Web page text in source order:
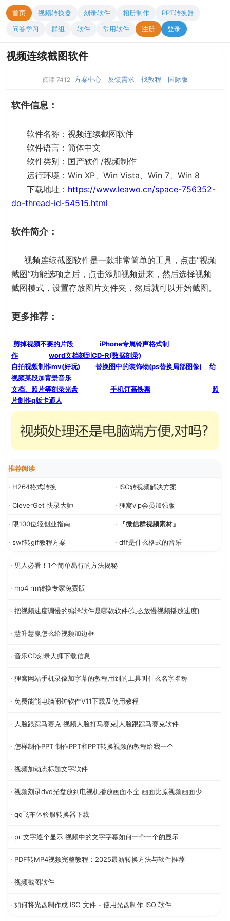
首页 视频转换器 刻录软件 相册制作
PPT转换器
问答学习
群组 软件 常用软件 注册 登录
视频连续截图软件
阅读 7412 方案中心 反馈需求 找教程 国际版
软件信息：
软件名称：视频连续截图软件
软件语言：简体中文
软件类别：国产软件/视频制作
运行环境：Win XP、Win Vista、Win 7、Win 8
下载地址： https://www.leawo.cn/space-756352-
do-thread-id-54515.html
软件简介：
视频连续截图软件是一款非常简单的工具，点击“视频
截图”功能选项之后，点击添加视频进来，然后选择视频
截图模式，设置存放图片文件夹，然后就可以开始截图。
更多推荐：
剪掉视频不要的片段
iPhone专属铃声格式制
作
word文档刻到CD-R(数据刻录)
自拍视频制作mv(好玩)
替换图中的装饰物(ps替换局部图像)
给
视频某段加背景音乐
文档、照片等刻录光盘
手机订高铁票
照
片制作q版卡通人
推荐阅读
· H264格式转换 · ISO转视频解决方案
· CleverGet 快录大师 · 狸窝vip会员加强版
· 限100位轻创业指南 · 『微信群视频素材』
· swf转gif教程方案 · dff是什么格式的音乐
· 男人必看！1个简单易行的方法揭秘
· mp4 rm转换专家免费版
· 把视频速度调慢的编辑软件是哪款软件{怎么放慢视频播放速度}
· 慧升慧赢怎么给视频加边框
· 音乐CD刻录大师下载信息
· 狸窝网站手机录像加字幕的教程用到的工具叫什么名字名称
· 免费能能电脑闹钟软件V11下载及使用教程
· 人脸跟踪马赛克 视频人脸打马赛克|人脸跟踪马赛克软件
· 怎样制作PPT 制作PPT和PPT转换视频的教程给我一个
· 视频加动态标题文字软件
· 视频刻录dvd光盘放到电视机播放画面不全 画面比原视频画面少
· qq飞车体验服转换器下载
· pr 文字逐个显示 视频中的文字字幕如何一个一个的显示
· PDF转MP4视频完整教程：2025最新转换方法与软件推荐
· 视频截图软件
· 如何将光盘制作成 ISO 文件 - 使用光盘制作 ISO 软件